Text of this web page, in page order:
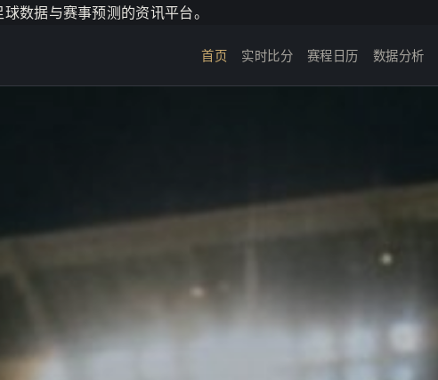
数据与赛事预测的资讯平台。
首页 实时比分 赛程日历 数据分析